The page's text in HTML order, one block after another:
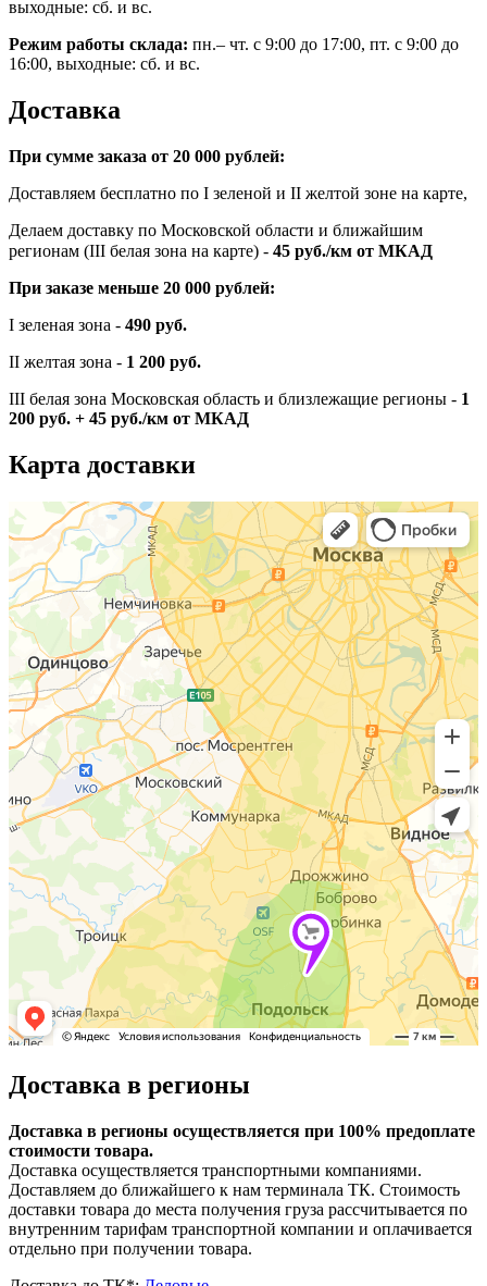
выходные: сб. и вс.
Режим работы склада: пн.– чт. с 9:00 до 17:00, пт. с 9:00 до
16:00, выходные: сб. и вс.
Доставка
При сумме заказа от 20 000 рублей:
Доставляем бесплатно по I зеленой и II желтой зоне на карте,
Делаем доставку по Московской области и ближайшим
регионам (III белая зона на карте) - 45 руб./км от МКАД
При заказе меньше 20 000 рублей:
I зеленая зона - 490 руб.
II желтая зона - 1 200 руб.
III белая зона Московская область и близлежащие регионы - 1
200 руб. + 45 руб./км от МКАД
Карта доставки
Доставка в регионы
Доставка в регионы осуществляется при 100% предоплате
стоимости товара.
Доставка осуществляется транспортными компаниями.
Доставляем до ближайшего к нам терминала ТК. Стоимость
доставки товара до места получения груза рассчитывается по
внутренним тарифам транспортной компании и оплачивается
отдельно при получении товара.